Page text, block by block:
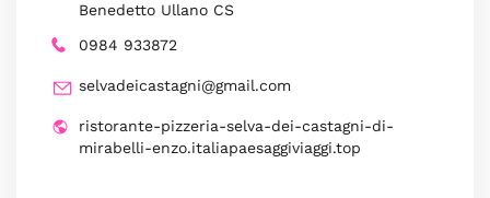
Benedetto Ullano CS
0984 933872
selvadeicastagni@gmail.com
ristorante-pizzeria-selva-dei-castagni-di-
mirabelli-enzo.italiapaesaggiviaggi.top